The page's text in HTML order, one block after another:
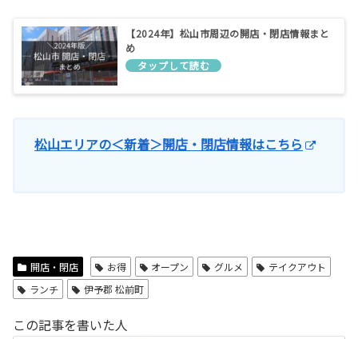
【2024年】松山市周辺の開店・閉店情報まと
め
松山エリアの＜新着＞開店・閉店情報はこちら
開店・閉店 お得 オープン グルメ
テイクアウト
ランチ
伊予郡 松前町
この記事を書いた人